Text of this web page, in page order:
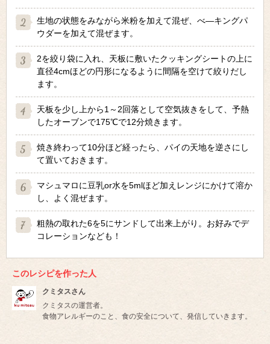
生地の状態をみながら米粉を加えて混ぜ、べ―キングパ
ウダーを加えて混ぜます。
2を絞り袋に入れ、天板に敷いたクッキングシートの上に
直径4cmほどの円形になるように間隔を空けて絞りだし
ます。
天板を少し上から1～2回落として空気抜きをして、予熱
したオーブンで175℃で12分焼きます。
焼き終わって10分ほど経ったら、パイの天地を逆さにし
て置いておきます。
マシュマロに豆乳or水を5mlほど加えレンジにかけて溶か
し、よく混ぜます。
粗熱の取れた6を5にサンドして出来上がり。お好みでデ
コレーションなども！
このレシピを作った人
クミタスさん
クミタスの運営者。
食物アレルギーのこと、食の安全について、発信していきます。